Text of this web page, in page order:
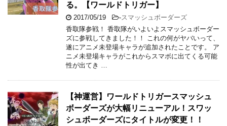
る。【ワールドトリガー】
2017/05/19 -スマッシュボーダーズ
香取隊参戦！ 香取隊がいよいよスマッシュボーダー
ズに参戦してきました！！ これの何がヤバいって、
遂にアニメ未登場キャラが追加されたことです。 ア
ニメ未登場キャラがこれからスマボに出てくる可能
性が出てき …
【神運営】ワールドトリガースマッシュ
ボーダーズが大幅リニューアル！スワッ
シュボーダーズにタイトルが変更！！